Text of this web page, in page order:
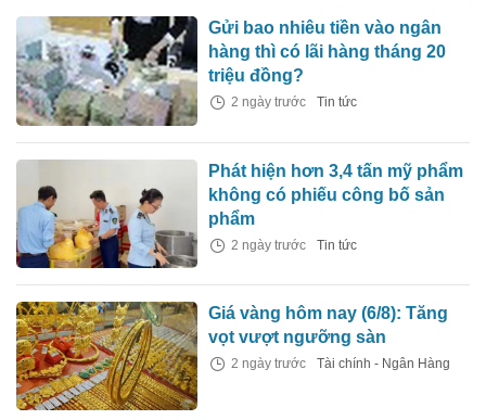
Gửi bao nhiêu tiền vào ngân
hàng thì có lãi hàng tháng 20
triệu đồng?
2 ngày trước Tin tức
Phát hiện hơn 3,4 tấn mỹ phẩm
không có phiếu công bố sản
phẩm
2 ngày trước Tin tức
Giá vàng hôm nay (6/8): Tăng
vọt vượt ngưỡng sàn
2 ngày trước Tài chính - Ngân Hàng